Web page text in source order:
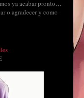
ya acabar pronto…
o agradecer y como